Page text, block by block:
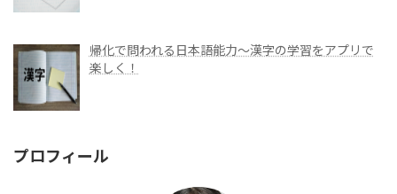
帰化で問われる日本語能力～漢字の学習をアプリで
楽しく！
プロフィール